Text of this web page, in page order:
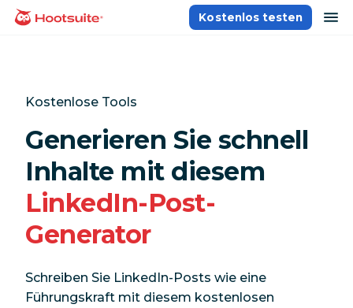
Direkt
zumHomepage
Kostenlos testen
Kostenlose Tools
Generieren Sie schnell
Inhalte mit diesem
LinkedIn-Post-
Generator
Schreiben Sie LinkedIn-Posts wie eine
Führungskraft mit diesem kostenlosen